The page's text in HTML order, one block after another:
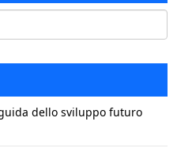
guida dello sviluppo futuro